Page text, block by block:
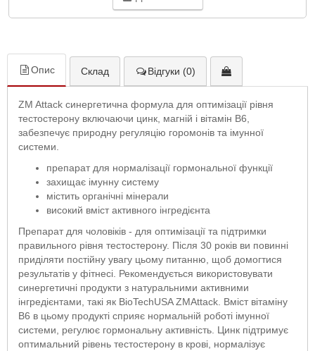
Опис Склад Відгуки (0)
ZM Attack синергетична формула для оптимізації рівня
тестостерону включаючи цинк, магній і вітамін B6,
забезпечує природну регуляцію горомонів та імунної
системи.
препарат для нормалізації гормональної функції
захищає імунну систему
містить органічні мінерали
високий вміст активного інгредієнта
Препарат для чоловіків - для оптимізації та підтримки
правильного рівня тестостерону. Після 30 років ви повинні
приділяти постійну увагу цьому питанню, щоб домогтися
результатів у фітнесі. Рекомендується використовувати
синергетичні продукти з натуральними активними
інгредієнтами, такі як BioTechUSA ZMAttack. Вміст вітаміну
B6 в цьому продукті сприяє нормальній роботі імунної
системи, регулює гормональну активність. Цинк підтримує
оптимальний рівень тестостерону в крові, нормалізує